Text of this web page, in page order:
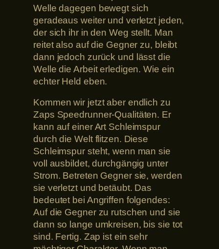
Welle dagegen bewegt sich
geradeaus weiter und verletzt jeden,
der sich ihr in den Weg stellt. Man
reitet also auf die Gegner zu, bleibt
dann jedoch zurück und lässt die
Welle die Arbeit erledigen. Wie ein
echter Held eben.
Kommen wir jetzt aber endlich zu
Zaps Speedrunner-Qualitäten. Er
kann auf einer Art Schleimspur
durch die Welt flitzen. Diese
Schleimspur steht, wenn man sie
voll ausbildet, durchgängig unter
Strom. Betreten Gegner sie, werden
sie verletzt und betäubt. Das
bedeutet bei Angriffen folgendes:
Auf die Gegner zu rutschen und sie
dann so lange umkreisen, bis sie tot
sind. Fertig. Zap ist ein sehr